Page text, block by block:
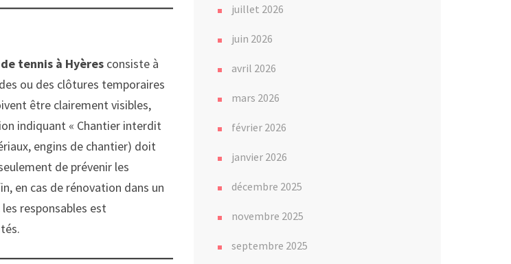
tennis à Hyères consiste à
ou des clôtures temporaires
être clairement visibles,
indiquant « Chantier interdit
engins de chantier) doit
de prévenir les
en cas de rénovation dans un
responsables est
juillet 2026
juin 2026
avril 2026
mars 2026
février 2026
janvier 2026
décembre 2025
novembre 2025
septembre 2025